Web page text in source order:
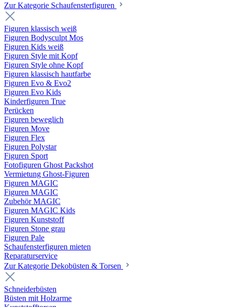
Zur Kategorie Schaufenster­figuren
Figuren klassisch weiß
Figuren Bodysculpt Mos
Figuren Kids weiß
Figuren Style mit Kopf
Figuren Style ohne Kopf
Figuren klassisch hautfarbe
Figuren Evo & Evo2
Figuren Evo Kids
Kinderfiguren True
Perücken
Figuren beweglich
Figuren Move
Figuren Flex
Figuren Polystar
Figuren Sport
Fotofiguren Ghost Packshot
Vermietung Ghost-Figuren
Figuren MAGIC
Figuren MAGIC
Zubehör MAGIC
Figuren MAGIC Kids
Figuren Kunststoff
Figuren Stone grau
Figuren Pale
Schaufensterfiguren mieten
Reparaturservice
Zur Kategorie Dekobüsten & Torsen
Schneiderbüsten
Büsten mit Holzarme